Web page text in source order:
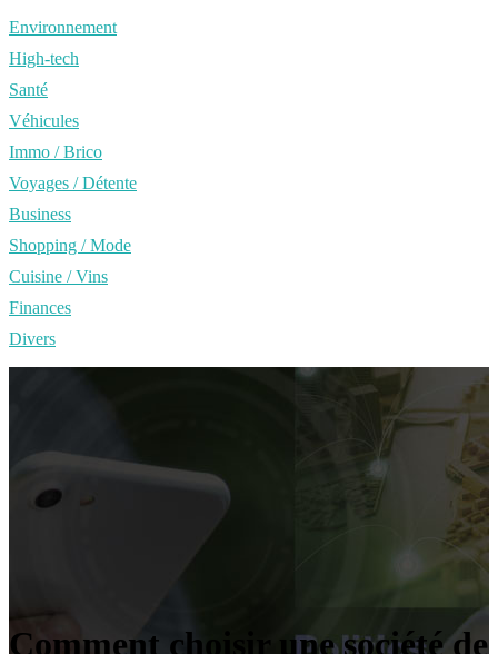
Environnement
High-tech
Santé
Véhicules
Immo / Brico
Voyages / Détente
Business
Shopping / Mode
Cuisine / Vins
Finances
Divers
Comment choisir une société de